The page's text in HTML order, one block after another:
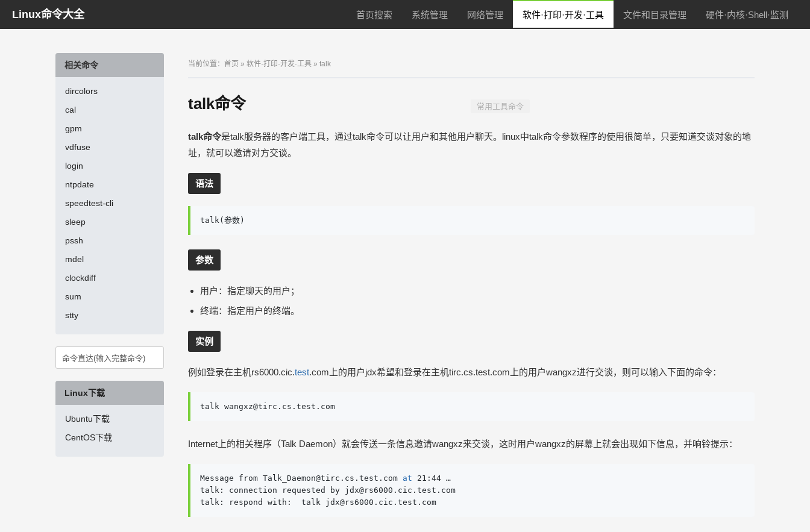
Linux命令大全 首页搜索 系统管理 网络管理 软件·打印·开发·工具 文件和目录管理 硬件·内核·Shell·监测
当前位置： 首页 » 软件·打印·开发·工具 » talk
talk命令 常用工具命令
talk命令是talk服务器的客户端工具，通过talk命令可以让用户和其他用户聊天。linux中talk命令参数程序的使用很简单，只要知道交谈对象的地
址，就可以邀请对方交谈。
语法
talk(参数)
参数
用户：指定聊天的用户；
终端：指定用户的终端。
实例
例如登录在主机rs6000.cic.test.com上的用户jdx希望和登录在主机tirc.cs.test.com上的用户wangxz进行交谈，则可以输入下面的命令：
talk wangxz@tirc.cs.test.com
Internet上的相关程序（Talk Daemon）就会传送一条信息邀请wangxz来交谈，这时用户wangxz的屏幕上就会出现如下信息，并响铃提示：
Message from Talk_Daemon@tirc.cs.test.com at 21:44 …
talk: connection requested by jdx@rs6000.cic.test.com
talk: respond with:  talk jdx@rs6000.cic.test.com
相关命令
dircolors
cal
gpm
vdfuse
login
ntpdate
speedtest-cli
sleep
pssh
mdel
clockdiff
sum
stty
Linux下载
Ubuntu下载
CentOS下载